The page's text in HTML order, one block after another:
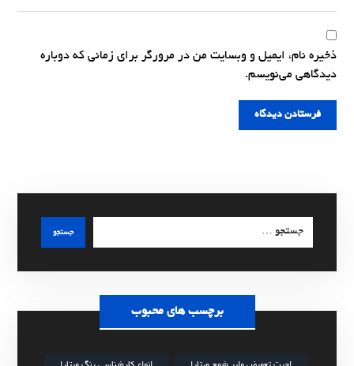
ذخیره نام، ایمیل و وبسایت من در مرورگر برای زمانی که دوباره
دیدگاهی می‌نویسم.
فرستادن دیدگاه
جستجو
برچسب های محبوب